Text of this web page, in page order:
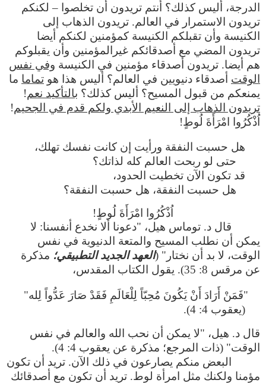
الدرجة، أليس كذلك؟ أنتم تريدون أن تخلصوا – لكنكم
تريدون الاستمرار في العالم. تريدون الذهاب إلى
الكنيسة وأن تقبلكم الكنيسة كمؤمنين لكنكم أيضا
تريدون المضي مع أصدقائكم غيرالمؤمنين وأن يقبلوكم
هم أيضا. تريدون أصدقاء مؤمنين في الكنيسة وفي نفس
الوقت أصدقاء دنيويين في العالم؟ أليس هذا هو تماما ما
يمنعكم من قبول المسيح؟ أليس كذلك؟ بالتأكيد نعم!
تريدون الذهاب إلى النعيم الأبدي ولكم قدم في الجحيم!
اُذْكُرُوا امْرَأَةَ لُوطٍ!
هل حسبت النفقة ورأيت إن كانت نفسك تهلك،
حتى لو ربحت العالم كله لذاتك؟
قد تكون الآن تخطيت الحدود،
هل حسبت النفقة، هل حسبت النفقة؟
اُذْكُرُوا امْرَأَةَ لُوطٍ!
قال د. توماس هيل، "دعونا ألا نخدع أنفسنا: لا
يمكن أن نطلب المسيح والمتعة الدنيوية في نفس
الوقت، لا بد أن نختار" (العهد الجديد التطبيقي؛ مذكرة
عن مرقس 8: 35). يقول الكتاب المقدس،
"فَمَنْ أَرَادَ أَنْ يَكُونَ مُحِبّاً لِلْعَالَمِ فَقَدْ صَارَ عَدُّواً لِله"
(يعقوب 4: 4).
قال د. هيل، "لا يمكن أن نحب الله والعالم في نفس
الوقت" (ذات المرجع؛ مذكرة عن يعقوب 4: 4).
البعض منكم يصارعون في ذلك الآن. تريد أن تكون
مؤمنا ولكنك مثل امرأة لوط. تريد أن تكون مع أصدقائك